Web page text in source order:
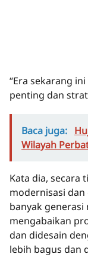
“Era sekarang
penting dan
Baca juga:
Wilayah
Kata dia, secara
modernisasi
banyak
mengabaikan
dan didesain
lebih bagus dan